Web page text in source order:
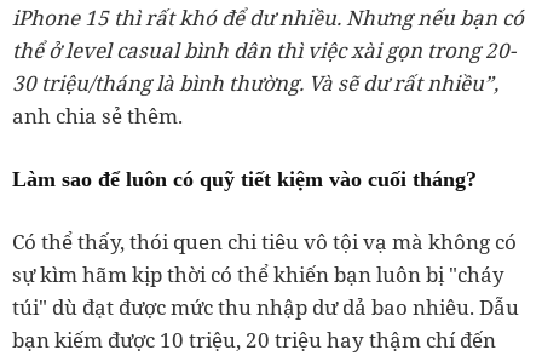
iPhone 15 thì rất khó để dư nhiều. Nhưng nếu bạn có
thể ở level casual bình dân thì việc xài gọn trong 20-
30 triệu/tháng là bình thường. Và sẽ dư rất nhiều”,
anh chia sẻ thêm.
Làm sao để luôn có quỹ tiết kiệm vào cuối tháng?
Có thể thấy, thói quen chi tiêu vô tội vạ mà không có
sự kìm hãm kịp thời có thể khiến bạn luôn bị "cháy
túi" dù đạt được mức thu nhập dư dả bao nhiêu. Dẫu
bạn kiếm được 10 triệu, 20 triệu hay thậm chí đến